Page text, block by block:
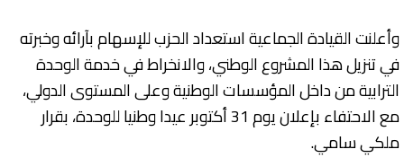
وأعلنت القيادة الجماعية استعداد الحزب للإسهام بآرائه وخبرته
في تنزيل هذا المشروع الوطني، والانخراط في خدمة الوحدة
الترابية من داخل المؤسسات الوطنية وعلى المستوى الدولي،
مع الاحتفاء بإعلان يوم 31 أكتوبر عيدا وطنيا للوحدة، بقرار
ملكي سامي.